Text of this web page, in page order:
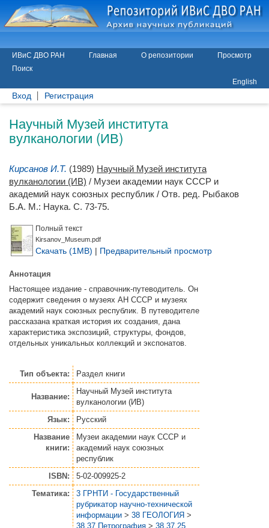
ИВиС ДВО РАН Главная О репозитории
Просмотр
Поиск
English
Вход Регистрация
Научный Музей института
вулканологии (ИВ)
Кирсанов И.Т. (1989) Научный Музей института
вулканологии (ИВ) / Музеи академии наук СССР и
академий наук союзных республик / Отв. ред. Рыбаков
Б.А. М.: Наука. С. 73-75.
Полный текст
Kirsanov_Museum.pdf
Скачать (1MB) | Предварительный просмотр
Аннотация
Настоящее издание - справочник-путеводитель. Он
содержит сведения о музеях АН СССР и музеях
академий наук союзных республик. В путеводителе
рассказана краткая история их создания, дана
характеристика экспозиций, структуры, фондов,
отдельных уникальных коллекций и экспонатов.
Тип объекта: Раздел книги
Название:
Научный Музей института
вулканологии (ИВ)
Язык:
Русский
Название
книги:
Музеи академии наук СССР и
академий наук союзных
республик
ISBN:
5-02-009925-2
Тематика:
3 ГРНТИ - Государственный
рубрикатор научно-технической
информации > 38 ГЕОЛОГИЯ >
38.37 Петрография > 38.37.25